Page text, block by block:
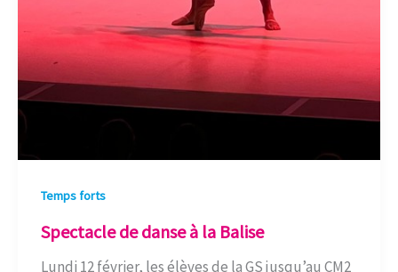
Temps forts
Spectacle de danse à la Balise
Lundi 12 février, les élèves de la GS jusqu’au CM2